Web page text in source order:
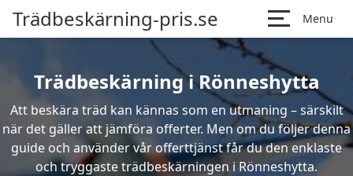
Trädbeskärning-pris.se Menu
Trädbeskärning i Rönneshytta
Att beskära träd kan kännas som en utmaning – särskilt
när det gäller att jämföra offerter. Men om du följer denna
guide och använder vår offerttjänst får du den enklaste
och tryggaste trädbeskärningen i Rönneshytta.